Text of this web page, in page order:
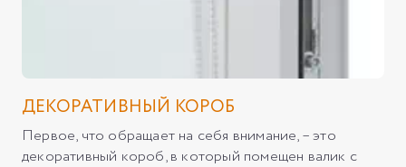
ДЕКОРАТИВНЫЙ КОРОБ
Первое, что обращает на себя внимание, – это
декоративный короб, в который помещен валик с